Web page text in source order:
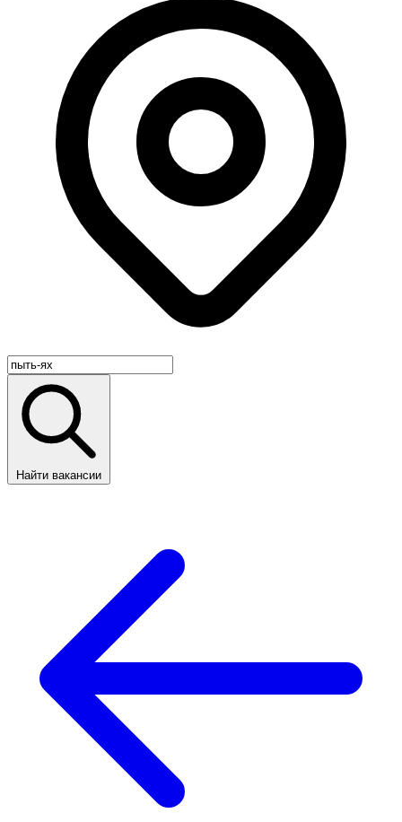
Найти вакансии